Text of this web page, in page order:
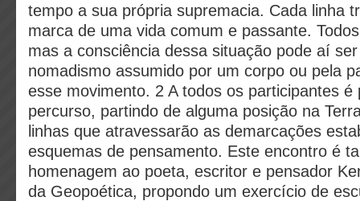
tempo a sua própria supremacia. Cada linha
marca de uma vida comum e passante.
mas a consciência dessa situação pode aí
nomadismo assumido por um corpo ou pela
esse movimento. 2 A todos os participantes é
percurso, partindo de alguma posição na
linhas que atravessarão as demarcações
esquemas de pensamento. Este encontro é
homenagem ao poeta, escritor e pensador
da Geopoética, propondo um exercício de